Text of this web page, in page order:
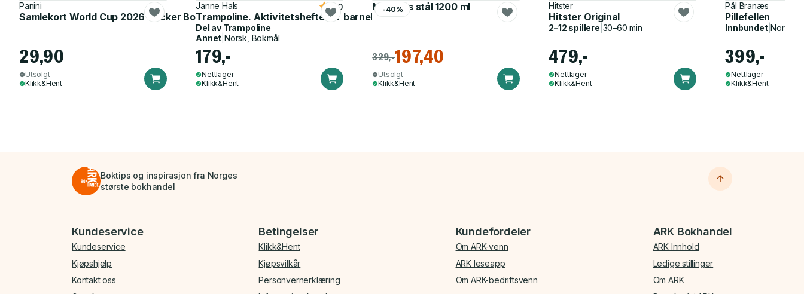
Panini
Samlekort World Cup 2026 Sticker Booster
29,90
Utsolgt
Klikk&Hent
Janne Hals
Trampoline. Aktivitetshefte for barnehagen
5.0
Del av Trampoline
Annet Norsk, Bokmål
179,-
Nettlager
Klikk&Hent
-40%
Matboks stål 1200 ml
329,-197,40
Utsolgt
Klikk&Hent
Hitster
Hitster Original
2–12 spillere 30–60 min
479,-
Nettlager
Klikk&Hent
Pål Branæs
Pillefellen
Innbundet|Norsk,
399,-
Nettlager
Klikk&Hent
Boktips og inspirasjon fra Norges
største bokhandel
Bunnmeny
Kundeservice
Kundeservice
Kjøpshjelp
Kontakt oss
Betingelser
Klikk&Hent
Kjøpsvilkår
Personvernerklæring
Kundefordeler
Om ARK-venn
ARK leseapp
Om ARK-bedriftsvenn
ARK Bokhandel
ARK Innhold
Ledige stillinger
Om ARK